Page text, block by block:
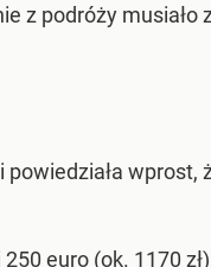
z podróży musiało
wprost,
euro (ok. 1170